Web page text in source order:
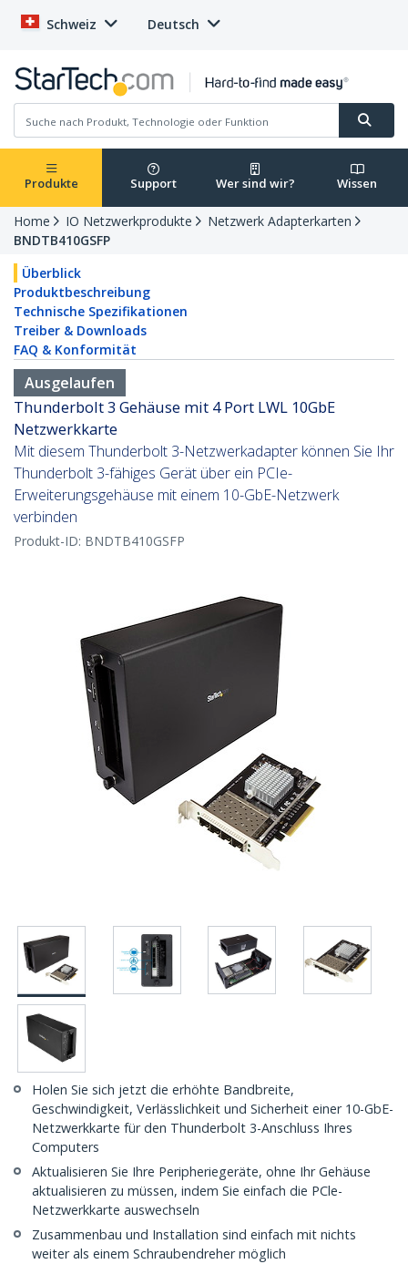
Schweiz Deutsch
Produkte Support Wer sind wir? Wissen
Home IO Netzwerkprodukte
Netzwerk Adapterkarten
BNDTB410GSFP
Überblick
Produktbeschreibung
Technische Spezifikationen
Treiber & Downloads
FAQ & Konformität
Ausgelaufen
Thunderbolt 3 Gehäuse mit 4 Port LWL 10GbE
Netzwerkkarte
Mit diesem Thunderbolt 3-Netzwerkadapter können Sie Ihr
Thunderbolt 3-fähiges Gerät über ein PCIe-
Erweiterungsgehäuse mit einem 10-GbE-Netzwerk
verbinden
Produkt-ID: BNDTB410GSFP
Holen Sie sich jetzt die erhöhte Bandbreite,
Geschwindigkeit, Verlässlichkeit und Sicherheit einer 10-GbE-
Netzwerkkarte für den Thunderbolt 3-Anschluss Ihres
Computers
Aktualisieren Sie Ihre Peripheriegeräte, ohne Ihr Gehäuse
aktualisieren zu müssen, indem Sie einfach die PCle-
Netzwerkkarte auswechseln
Zusammenbau und Installation sind einfach mit nichts
weiter als einem Schraubendreher möglich